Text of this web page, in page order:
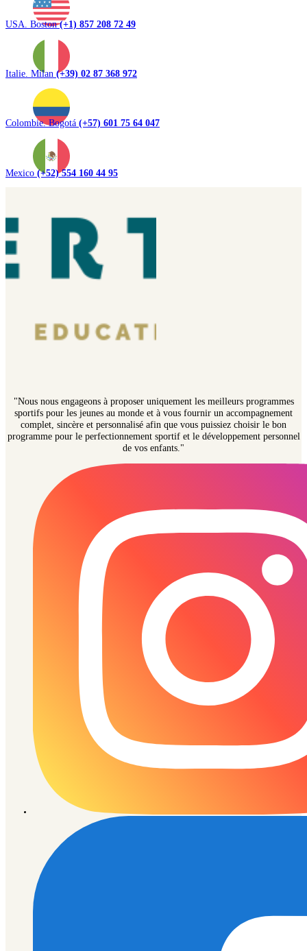
USA. Boston(+1) 857 208 72 49
Italie. Milan (+39) 02 87 368 972
Colombie. Bogotá (+57) 601 75 64 047
Mexico (+52) 554 160 44 95
"Nous nous engageons à proposer uniquement les meilleurs programmes
sportifs pour les jeunes au monde et à vous fournir un accompagnement
complet, sincère et personnalisé afin que vous puissiez choisir le bon
programme pour le perfectionnement sportif et le développement personnel
de vos enfants."